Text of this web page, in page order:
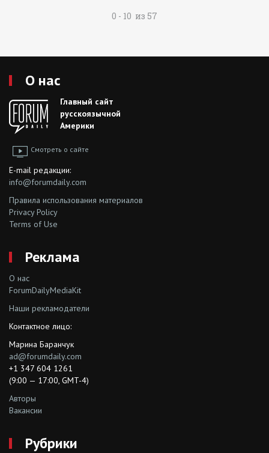
0 - 10 из 57
О нас
Главный сайт
русскоязычной
Америки
Смотреть о сайте
E-mail редакции:
info@forumdaily.com
Правила использования материалов
Privacy Policy
Terms of Use
Реклама
О нас
ForumDailyMediaKit
Наши рекламодатели
Контактное лицо:
Марина Баранчук
ad@forumdaily.com
+1 347 604 1261
(9:00 — 17:00, GMT-4)
Авторы
Вакансии
Рубрики